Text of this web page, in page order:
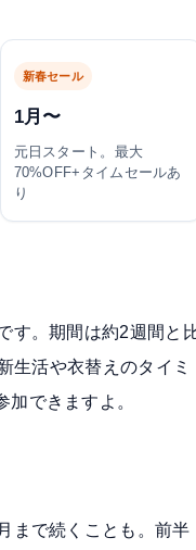
新春セール
1月〜
元日スタート。最大
70%OFF+タイムセールあ
り
す。期間は約2週間と
生活や衣替えのタイミ
できますよ。
まで続くことも。前半